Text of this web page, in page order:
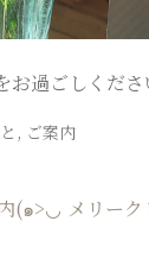
お過ごしくだ
, ご案内
(๑>◡ メリー